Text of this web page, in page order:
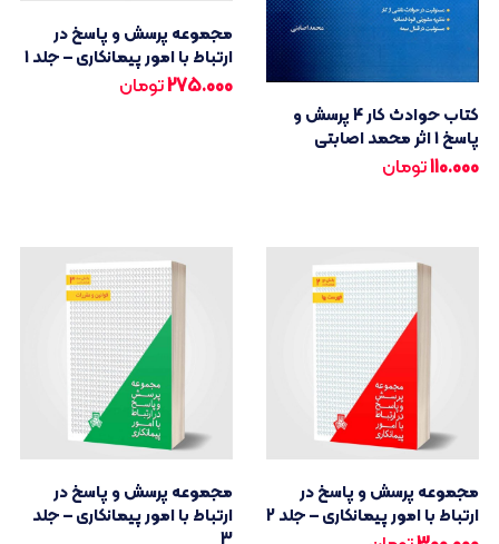
کتاب حوادث کار 4 پرسش و
پاسخ 1 اثر محمد اصابتی
110.000تومان
مجموعه پرسش و پاسخ در
ارتباط با امور پیمانکاری – جلد 1
275.000تومان
مجموعه پرسش و پاسخ در
ارتباط با امور پیمانکاری – جلد 2
مجموعه پرسش و پاسخ در
ارتباط با امور پیمانکاری – جلد